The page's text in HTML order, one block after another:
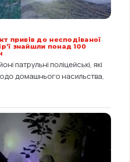
привів до несподіваної
знайшли понад 100
патрульні поліцейські, які
домашнього насильства,